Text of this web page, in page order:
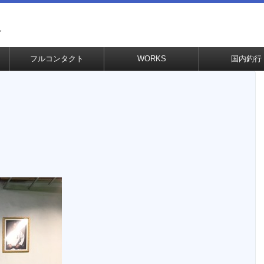
フルコンタクト WORKS 国内釣行